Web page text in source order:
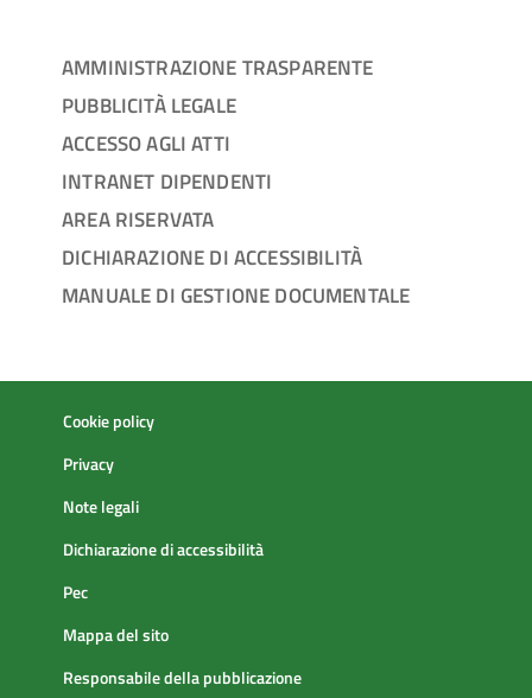
AMMINISTRAZIONE TRASPARENTE
PUBBLICITÀ LEGALE
ACCESSO AGLI ATTI
INTRANET DIPENDENTI
AREA RISERVATA
DICHIARAZIONE DI ACCESSIBILITÀ
MANUALE DI GESTIONE DOCUMENTALE
Cookie policy
Privacy
Note legali
Dichiarazione di accessibilità
Pec
Mappa del sito
Responsabile della pubblicazione